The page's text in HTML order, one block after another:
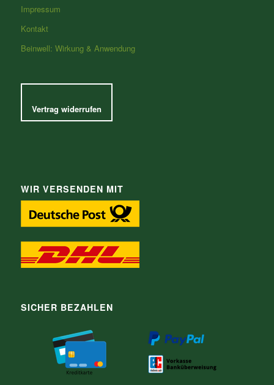
Impressum
Kontakt
Beinwell: Wirkung & Anwendung
Vertrag widerrufen
WIR VERSENDEN MIT
SICHER BEZAHLEN